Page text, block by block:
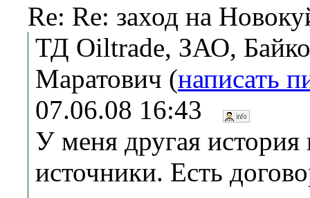
Re: Re: заход на
ТД Oiltrade, ЗАО,
Маратович (написать
07.06.08 16:43
У меня другая история
источники. Есть